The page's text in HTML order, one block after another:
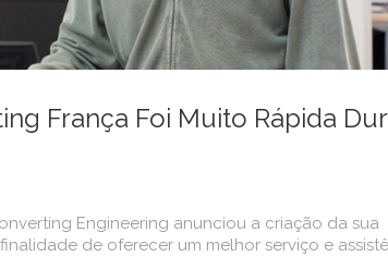
França Foi Muito Rápida
Engineering anunciou a criação da sua
de oferecer um melhor serviço e